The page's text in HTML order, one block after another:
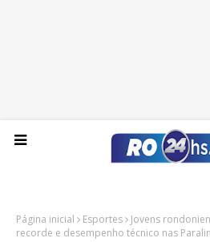
Domingo, 09 de
Página inicial Esportes
Jovens
recorde e desempenho técnico nas